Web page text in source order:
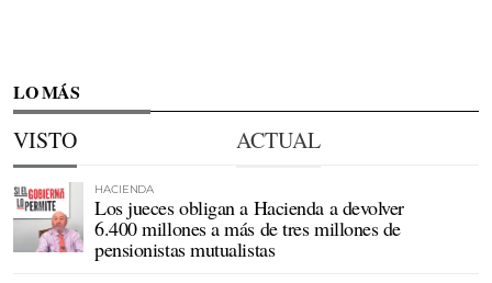
LO MÁS
VISTO ACTUAL
HACIENDA
Los jueces obligan a Hacienda a devolver
6.400 millones a más de tres millones de
pensionistas mutualistas